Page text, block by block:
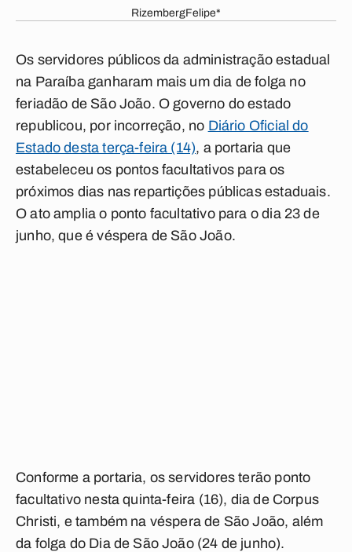
RizembergFelipe*
Os servidores públicos da administração estadual
na Paraíba ganharam mais um dia de folga no
feriadão de São João. O governo do estado
republicou, por incorreção, no Diário Oficial do
Estado desta terça-feira (14), a portaria que
estabeleceu os pontos facultativos para os
próximos dias nas repartições públicas estaduais.
O ato amplia o ponto facultativo para o dia 23 de
junho, que é véspera de São João.
Conforme a portaria, os servidores terão ponto
facultativo nesta quinta-feira (16), dia de Corpus
Christi, e também na véspera de São João, além
da folga do Dia de São João (24 de junho).